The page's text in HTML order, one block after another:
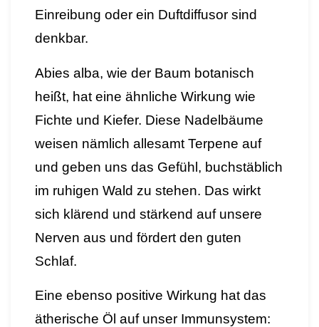
Einreibung oder ein Duftdiffusor sind
denkbar.
Abies alba, wie der Baum botanisch
heißt, hat eine ähnliche Wirkung wie
Fichte und Kiefer. Diese Nadelbäume
weisen nämlich allesamt Terpene auf
und geben uns das Gefühl, buchstäblich
im ruhigen Wald zu stehen. Das wirkt
sich klärend und stärkend auf unsere
Nerven aus und fördert den guten
Schlaf.
Eine ebenso positive Wirkung hat das
ätherische Öl auf unser Immunsystem: